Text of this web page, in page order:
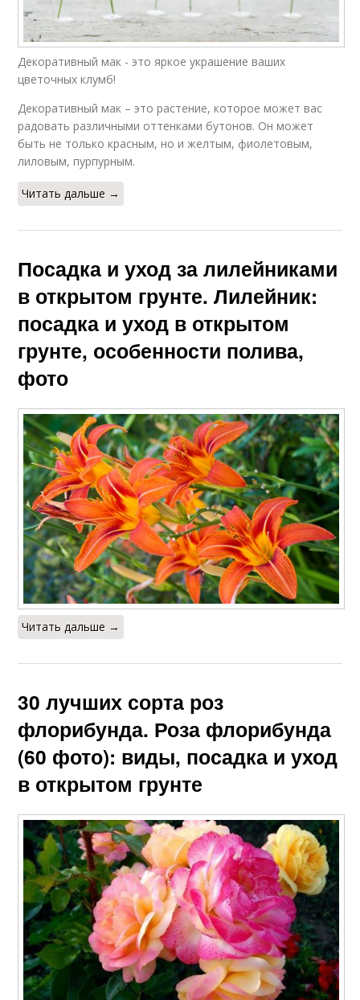
Декоративный мак - это яркое украшение ваших
цветочных клумб!
Декоративный мак – это растение, которое может вас
радовать различными оттенками бутонов. Он может
быть не только красным, но и желтым, фиолетовым,
лиловым, пурпурным.
Читать дальше →
Посадка и уход за лилейниками
в открытом грунте. Лилейник:
посадка и уход в открытом
грунте, особенности полива,
фото
Читать дальше →
30 лучших сорта роз
флорибунда. Роза флорибунда
(60 фото): виды, посадка и уход
в открытом грунте